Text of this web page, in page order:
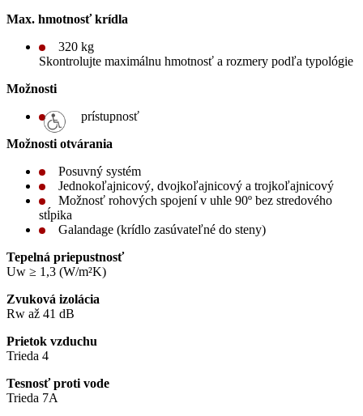
Max. hmotnosť krídla
320 kg
Skontrolujte maximálnu hmotnosť a rozmery podľa typológie
Možnosti
prístupnosť
Možnosti otvárania
Posuvný systém
Jednokoľajnicový, dvojkoľajnicový a trojkoľajnicový
Možnosť rohových spojení v uhle 90º bez stredového
stĺpika
Galandage (krídlo zasúvateľné do steny)
Tepelná priepustnosť
Uw ≥ 1,3 (W/m²K)
Zvuková izolácia
Rw až 41 dB
Prietok vzduchu
Trieda 4
Tesnosť proti vode
Trieda 7A